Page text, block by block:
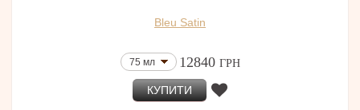
Bleu Satin
75 мл 12840 ГРН
КУПИТИ